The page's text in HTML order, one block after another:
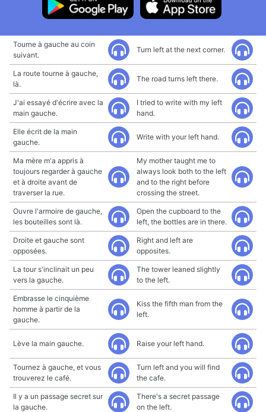
Tourne à gauche au coin
suivant.
Turn left at the next corner.
La route tourne à gauche,
là.
The road turns left there.
J'ai essayé d'écrire avec la
main gauche.
I tried to write with my left
hand.
Elle écrit de la main
gauche.
Write with your left hand.
Ma mère m'a appris à
toujours regarder à gauche
et à droite avant de
traverser la rue.
My mother taught me to
always look both to the left
and to the right before
crossing the street.
Ouvre l'armoire de gauche,
les bouteilles sont là.
Open the cupboard to the
left, the bottles are in there.
Droite et gauche sont
opposées.
Right and left are
opposites.
La tour s'inclinait un peu
vers la gauche.
The tower leaned slightly
to the left.
Embrasse le cinquième
homme à partir de la
gauche.
Kiss the fifth man from the
left.
Lève la main gauche. Raise your left hand.
Tournez à gauche, et vous
trouverez le café.
Turn left and you will find
the cafe.
Il y a un passage secret sur
la gauche.
There's a secret passage
on the left.